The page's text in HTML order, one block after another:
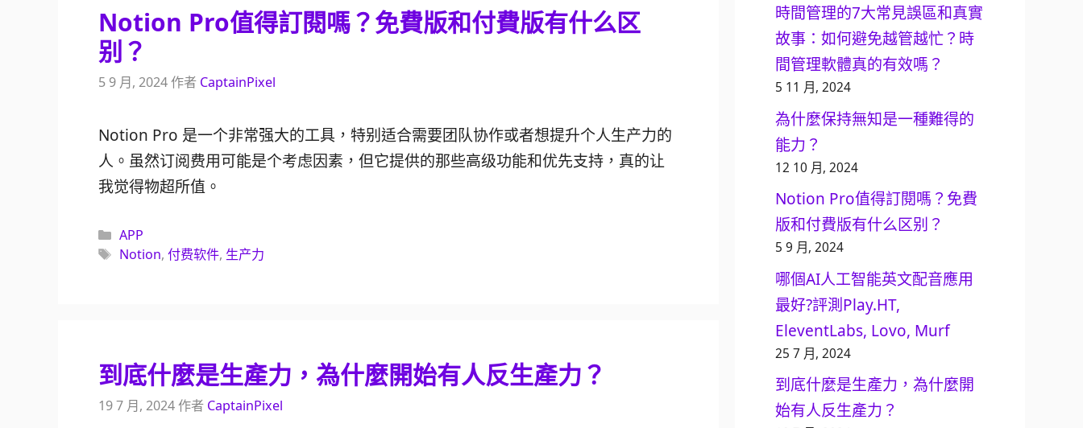
Notion Pro值得訂閱嗎？免費版和付費版有什么区
别？
5 9 月, 2024作者 CaptainPixel
Notion Pro 是一个非常强大的工具，特别适合需要团队协作或者想提升个人生产力的
人。虽然订阅费用可能是个考虑因素，但它提供的那些高级功能和优先支持，真的让
我觉得物超所值。
分
類
APP
標
Notion, 付费软件, 生产力
到底什麼是生產力，為什麼開始有人反生產力？
19 7 月, 2024作者 CaptainPixel
時間管理的7大常見誤區和真實
故事：如何避免越管越忙？時
間管理軟體真的有效嗎？
5 11 月, 2024
為什麼保持無知是一種難得的
能力？
12 10 月, 2024
Notion Pro值得訂閱嗎？免費
版和付費版有什么区别？
5 9 月, 2024
哪個AI人工智能英文配音應用
最好?評測Play.HT,
EleventLabs, Lovo, Murf
25 7 月, 2024
到底什麼是生產力，為什麼開
始有人反生產力？